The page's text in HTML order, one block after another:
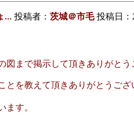
... 投稿者： 茨城＠市毛 投稿日：
図まで掲示して頂きありがとう
とを教えて頂きありがとうご
ます。